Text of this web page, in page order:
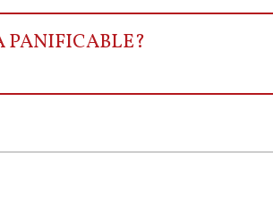
PANIFICABLE?